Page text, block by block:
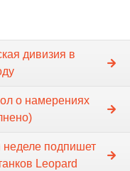
дивизия в
о намерениях
неделе подпишет
Leopard